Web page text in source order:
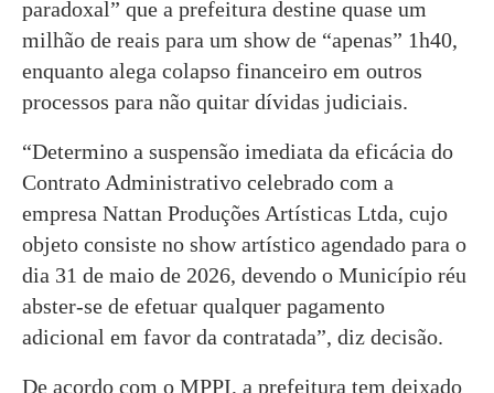
paradoxal” que a prefeitura destine quase um
milhão de reais para um show de “apenas” 1h40,
enquanto alega colapso financeiro em outros
processos para não quitar dívidas judiciais.
“Determino a suspensão imediata da eficácia do
Contrato Administrativo celebrado com a
empresa Nattan Produções Artísticas Ltda, cujo
objeto consiste no show artístico agendado para o
dia 31 de maio de 2026, devendo o Município réu
abster-se de efetuar qualquer pagamento
adicional em favor da contratada”, diz decisão.
De acordo com o MPPI, a prefeitura tem deixado